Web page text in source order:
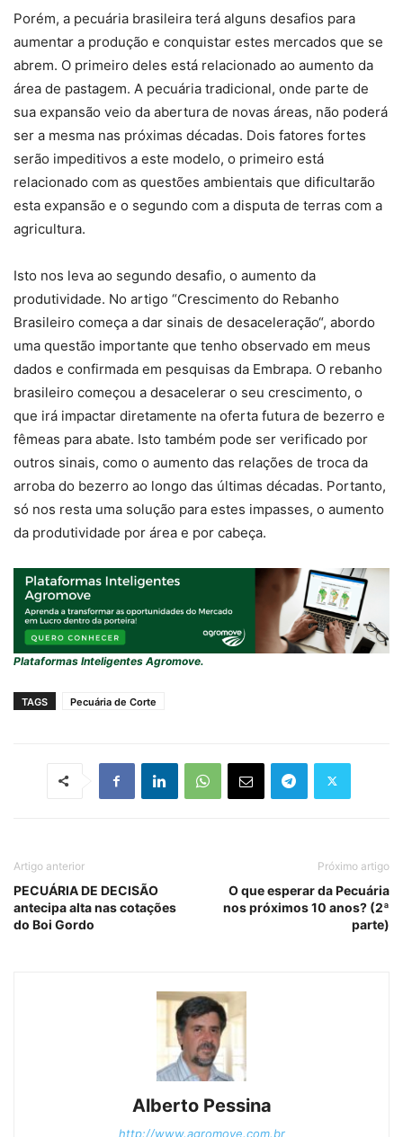
Porém, a pecuária brasileira terá alguns desafios para
aumentar a produção e conquistar estes mercados que se
abrem. O primeiro deles está relacionado ao aumento da
área de pastagem. A pecuária tradicional, onde parte de
sua expansão veio da abertura de novas áreas, não poderá
ser a mesma nas próximas décadas. Dois fatores fortes
serão impeditivos a este modelo, o primeiro está
relacionado com as questões ambientais que dificultarão
esta expansão e o segundo com a disputa de terras com a
agricultura.
Isto nos leva ao segundo desafio, o aumento da
produtividade. No artigo “Crescimento do Rebanho
Brasileiro começa a dar sinais de desaceleração“, abordo
uma questão importante que tenho observado em meus
dados e confirmada em pesquisas da Embrapa. O rebanho
brasileiro começou a desacelerar o seu crescimento, o
que irá impactar diretamente na oferta futura de bezerro e
fêmeas para abate. Isto também pode ser verificado por
outros sinais, como o aumento das relações de troca da
arroba do bezerro ao longo das últimas décadas. Portanto,
só nos resta uma solução para estes impasses, o aumento
da produtividade por área e por cabeça.
Plataformas Inteligentes Agromove.
TAGS Pecuária de Corte
Artigo anterior
PECUÁRIA DE DECISÃO
antecipa alta nas cotações
do Boi Gordo
Próximo artigo
O que esperar da Pecuária
nos próximos 10 anos? (2ª
parte)
Alberto Pessina
http://www.agromove.com.br